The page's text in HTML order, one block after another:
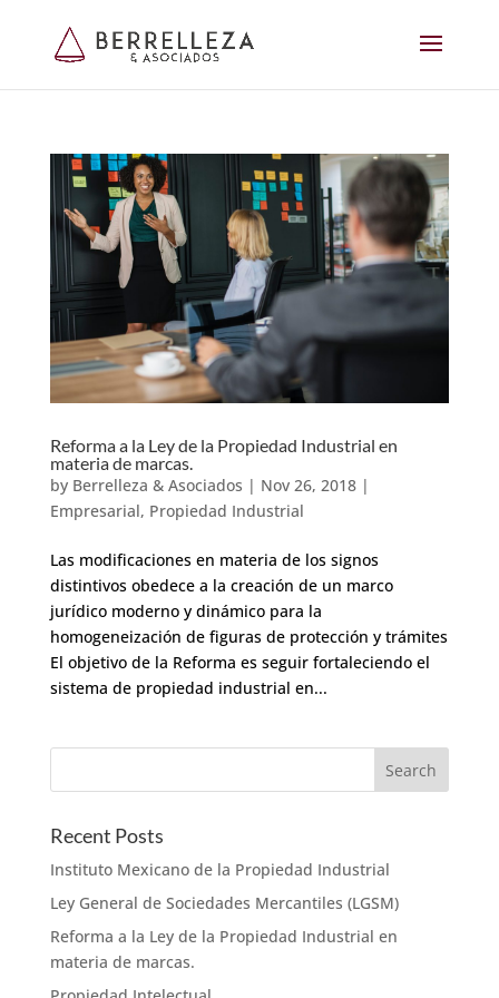
Reforma a la Ley de la Propiedad Industrial en
materia de marcas.
by Berrelleza & Asociados | Nov 26, 2018|
Empresarial, Propiedad Industrial
Las modificaciones en materia de los signos
distintivos obedece a la creación de un marco
jurídico moderno y dinámico para la
homogeneización de figuras de protección y trámites
El objetivo de la Reforma es seguir fortaleciendo el
sistema de propiedad industrial en...
Recent Posts
Instituto Mexicano de la Propiedad Industrial
Ley General de Sociedades Mercantiles (LGSM)
Reforma a la Ley de la Propiedad Industrial en
materia de marcas.